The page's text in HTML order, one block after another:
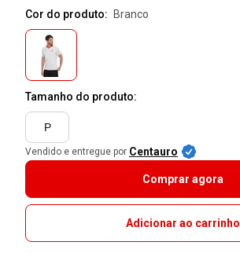
Cor do produto:
branco
Tamanho do produto:
P
Vendido e entregue por Centauro
Comprar agora
Adicionar ao carrinho